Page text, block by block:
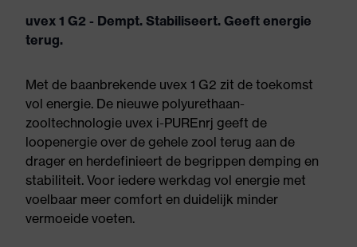
uvex 1 G2 - Dempt. Stabiliseert. Geeft energie
terug.
Met de baanbrekende uvex 1 G2 zit de toekomst
vol energie. De nieuwe polyurethaan-
zooltechnologie uvex i-PUREnrj geeft de
loopenergie over de gehele zool terug aan de
drager en herdefinieert de begrippen demping en
stabiliteit. Voor iedere werkdag vol energie met
voelbaar meer comfort en duidelijk minder
vermoeide voeten.